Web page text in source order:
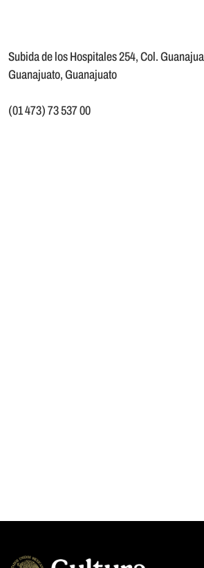
Subida de los Hospitales 254, Col.
Guanajuato, Guanajuato
(01 473) 73 537 00